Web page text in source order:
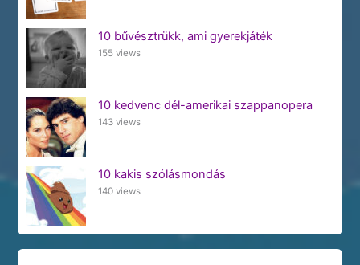
10 bűvésztrükk, ami gyerekjáték
155 views
10 kedvenc dél-amerikai szappanopera
143 views
10 kakis szólásmondás
140 views